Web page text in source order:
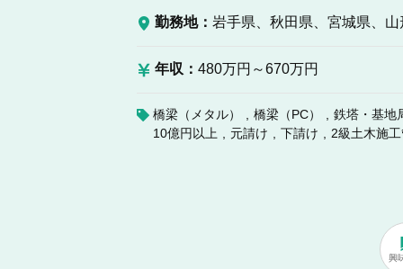
勤務地： 岩手県、秋田県、宮城県、
年収： 480万円～670万円
橋梁（メタル） 橋梁（PC）
鉄塔・基地
10億円以上
元請け 下請け 2級土木施
興